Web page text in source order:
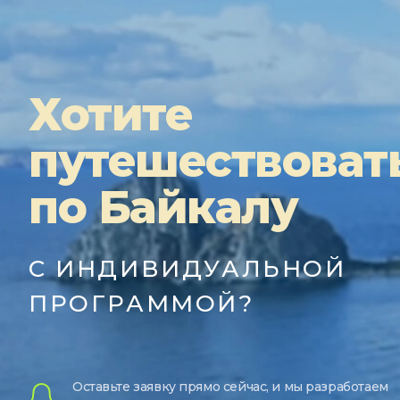
Хотите
по Байкалу
С ИНДИВИДУАЛЬНОЙ
ПРОГРАММОЙ?
Оставьте заявку прямо сейчас, и мы разработаем